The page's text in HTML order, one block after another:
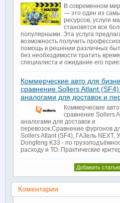
В современном
— это один из
ресурсов, услуги
становятся все
популярными. Эта услуга
возможность получить
помощь в решении различных
без необходимости тратить
специалиста и ожидание его
Коммерческие авто для
сравнение Sollers Atlant (SF4)
аналогами для доставок и
Коммерческие
сравнение Sollers
аналогами для доставок и
перевозок.Сравнение фургонов
Sollers Atlant (SF4), ГАЗель NEXT,
Dongfeng K33 - по
расходу и ТО. Практические
Добавить статью
Коментарии